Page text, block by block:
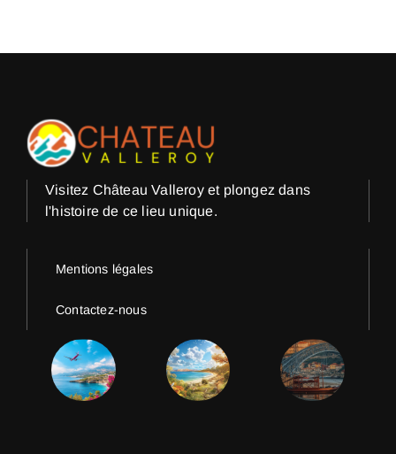
Visitez Château Valleroy et plongez dans
l'histoire de ce lieu unique.
Mentions légales
Contactez-nous